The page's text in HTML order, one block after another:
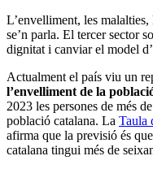
L’envelliment, les
se’n parla. El tercer sector
dignitat i canviar el model
Actualment el país viu un
l’envelliment de la
2023 les persones de més
població catalana. La Taula
afirma que la previsió és
catalana tingui més de